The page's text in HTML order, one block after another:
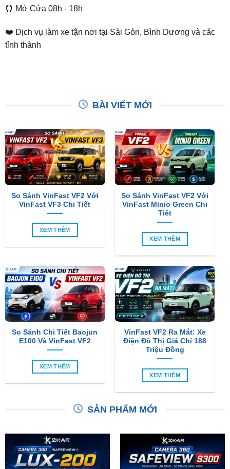
❤️ Dịch vụ làm xe tận nơi tại Sài Gòn, Bình Dương và các
So Sánh VinFast VF2 Với
VinFast VF3 Chi Tiết
XEM THÊM
So Sánh VinFast VF2 Với
VinFast Minio Green Chi
Tiết
XEM THÊM
So Sánh Chi Tiết Baojun
E100 Và VinFast VF2
XEM THÊM
VinFast VF2 Ra Mắt: Xe
Điện Đô Thị Giá Chỉ 188
Triệu Đồng
XEM THÊM
SẢN PHẨM MỚI